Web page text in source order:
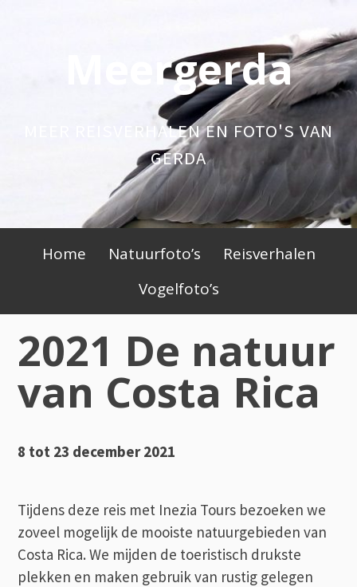
Meergerda
MEER REISVERHALEN EN FOTO'S VAN
GERDA
Primary
Home Natuurfoto’s
Reisverhalen
Vogelfoto’s
2021 De natuur
van Costa Rica
8 tot 23 december 2021
Tijdens deze reis met Inezia Tours bezoeken we
zoveel mogelijk de mooiste natuurgebieden van
Costa Rica. We mijden de toeristisch drukste
plekken en maken gebruik van rustig gelegen